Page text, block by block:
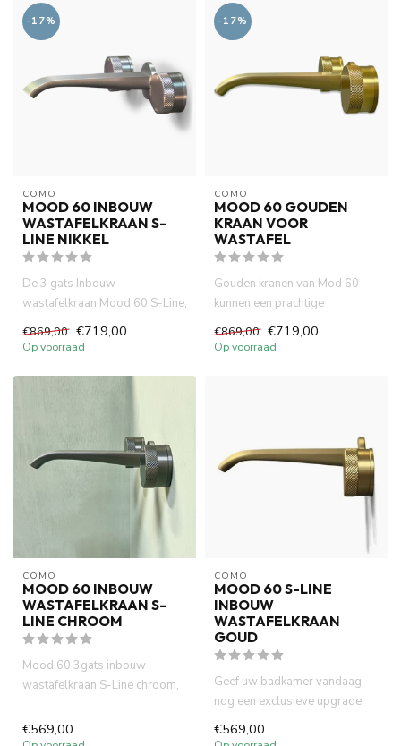
-17%
COMO
MOOD 60 INBOUW
WASTAFELKRAAN S-
LINE NIKKEL
De 3 gats Inbouw
wastafelkraan Mood 60 S-Line,
DZR ...
€869,00 €719,00
Op voorraad
-17%
COMO
MOOD 60 GOUDEN
KRAAN VOOR
WASTAFEL
Gouden kranen van Mod 60
kunnen een prachtige
of ...
€869,00 €719,00
Op voorraad
COMO
MOOD 60 INBOUW
WASTAFELKRAAN S-
LINE CHROOM
Mood 60 3gats inbouw
wastafelkraan S-Line chroom,
messi...
€569,00
COMO
MOOD 60 S-LINE
INBOUW
WASTAFELKRAAN
GOUD
Geef uw badkamer vandaag
nog een exclusieve upgrade
Wa...
€569,00